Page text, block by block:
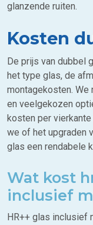
glanzende ruiten.
Kosten
De prijs van dubbel
het type glas, de
montagekosten. We
en veelgekozen
kosten per
we of het upgraden
glas een rendabele
Wat kost
inclusief
HR++ glas inclusief